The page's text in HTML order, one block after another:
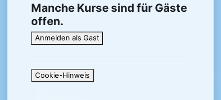
Manche Kurse sind für Gäste
offen.
Anmelden als Gast
Cookie-Hinweis